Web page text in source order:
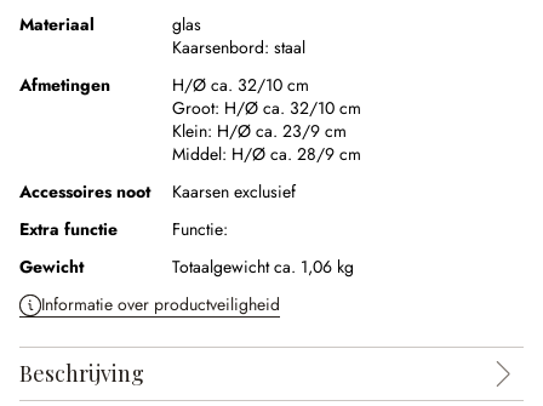
Materiaal
glas
Kaarsenbord: staal
Afmetingen
H/Ø ca. 32/10 cm
Groot: H/Ø ca. 32/10 cm
Klein: H/Ø ca. 23/9 cm
Middel: H/Ø ca. 28/9 cm
Accessoires noot
Kaarsen exclusief
Extra functie
Functie:
Gewicht
Totaalgewicht ca. 1,06 kg
Informatie over productveiligheid
Beschrijving